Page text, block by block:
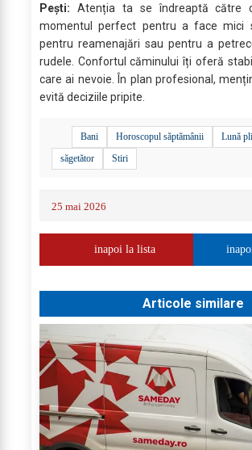
Pești: Atenția ta se îndreaptă către
momentul perfect pentru a face mici
pentru reamenajări sau pentru a
rudele. Confortul căminului îți oferă
care ai nevoie. În plan profesional,
evită deciziile pripite.
Bani Horoscopul săptămânii Lună
săgetător
Stiri
25 mai 2026
inapoi la lista
Articole similare